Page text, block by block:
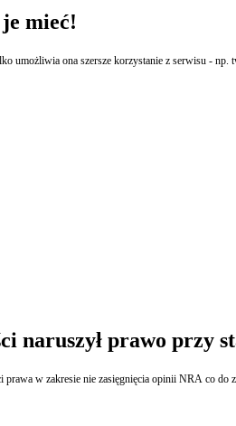
mieć!
ona szersze korzystanie z serwisu -
naruszył prawo przy
w zakresie nie zasięgnięcia opinii NRA co